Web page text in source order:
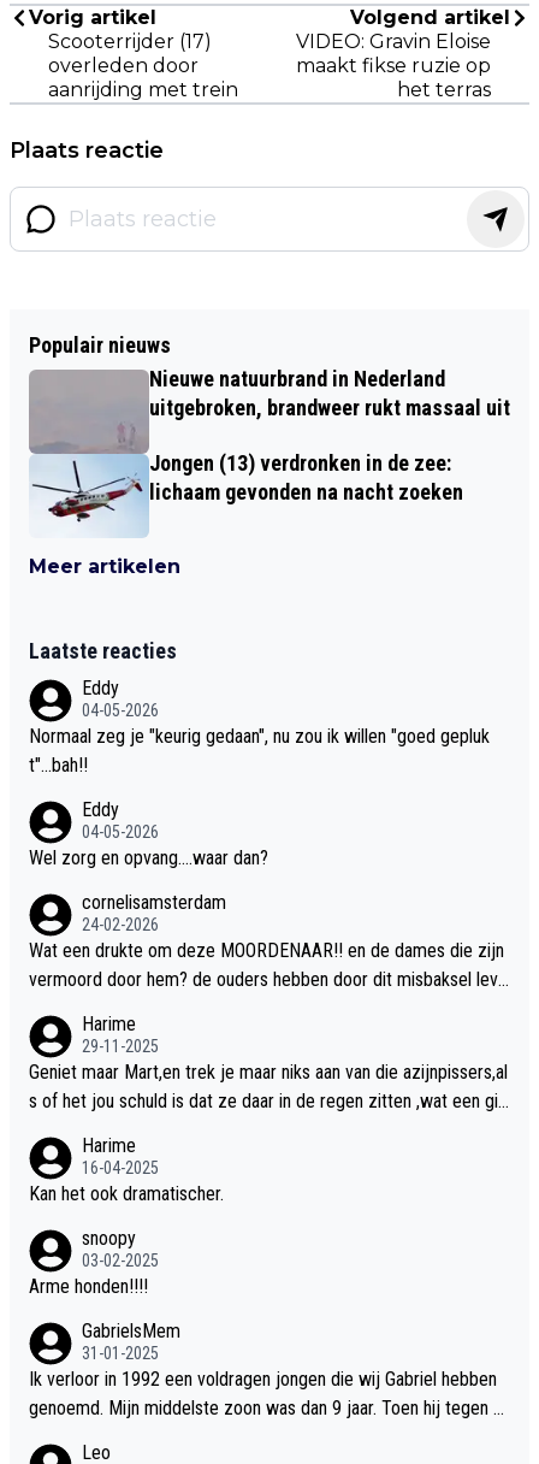
Vorig artikel
Scooterrijder (17)
overleden door
aanrijding met trein
Volgend artikel
VIDEO: Gravin Eloise
maakt fikse ruzie op
het terras
Plaats reactie
Populair nieuws
Nieuwe natuurbrand in Nederland
uitgebroken, brandweer rukt massaal uit
Jongen (13) verdronken in de zee:
lichaam gevonden na nacht zoeken
Meer artikelen
Laatste reacties
Eddy
04-05-2026
Normaal zeg je "keurig gedaan", nu zou ik willen "goed gepluk
t"...bah!!
Eddy
04-05-2026
Wel zorg en opvang....waar dan?
cornelisamsterdam
24-02-2026
Wat een drukte om deze MOORDENAAR!! en de dames die zijn
vermoord door hem? de ouders hebben door dit misbaksel leve
t!!
Harime
29-11-2025
Geniet maar Mart,en trek je maar niks aan van die azijnpissers,al
s of het jou schuld is dat ze daar in de regen zitten ,wat een gill
Harime
16-04-2025
Kan het ook dramatischer.
snoopy
03-02-2025
Arme honden!!!!
GabrielsMem
31-01-2025
Ik verloor in 1992 een voldragen jongen die wij Gabriel hebben
genoemd. Mijn middelste zoon was dan 9 jaar. Toen hij tegen d
Leo